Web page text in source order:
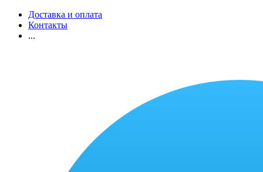
Доставка и оплата
Контакты
...